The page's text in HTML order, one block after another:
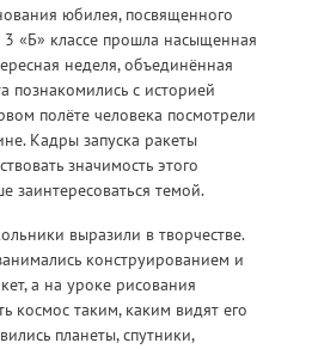
юбилея, посвященного
«Б» классе прошла насыщенная
неделя, объединённая
познакомились с историей
полёте человека посмотрели
Кадры запуска ракеты
значимость этого
заинтересоваться темой.
выразили в творчестве.
конструированием и
а на уроке рисования
космос таким, каким видят его
планеты, спутники,